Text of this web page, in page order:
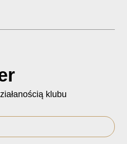
klubu